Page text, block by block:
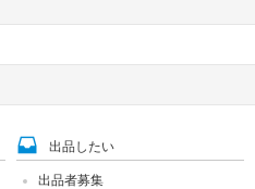
出品したい
出品者募集